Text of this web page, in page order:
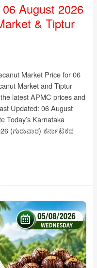
August 2026
& Tiptur
Market Price for 06
Market and Tiptur
latest APMC prices and
Updated: 06 August
Today’s Karnataka
(ಗುರುವಾರ) ಕರ್ನಾಟಕದ